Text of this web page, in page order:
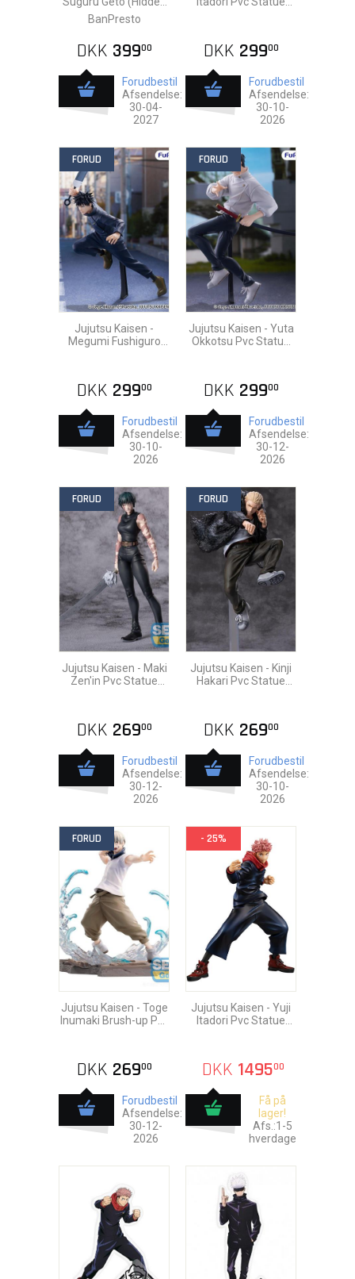
Inventory / Premature
Death) Pvc Statue
BanPresto
DKK 39900
Forudbestil
Afsendelse:
30-04-
2027
DKK 29900
Forudbestil
Afsendelse:
30-10-
2026
FORUD
Jujutsu Kaisen -
Megumi Fushiguro
DKK 29900
Forudbestil
Afsendelse:
30-10-
2026
FORUD
Jujutsu Kaisen - Yuta
Okkotsu Pvc Statue
DKK 29900
Forudbestil
Afsendelse:
30-12-
2026
FORUD
Jujutsu Kaisen - Maki
Zen'in Pvc Statue
DKK 26900
Forudbestil
Afsendelse:
30-12-
2026
FORUD
Jujutsu Kaisen - Kinji
Hakari Pvc Statue
DKK 26900
Forudbestil
Afsendelse:
30-10-
2026
FORUD
Jujutsu Kaisen - Toge
Inumaki Brush-up Pvc
DKK 26900
Forudbestil
Afsendelse:
30-12-
2026
- 25%
Jujutsu Kaisen - Yuji
Itadori Pvc Statue
DKK 149500
Få på
lager!
Afs.:1-5
hverdage